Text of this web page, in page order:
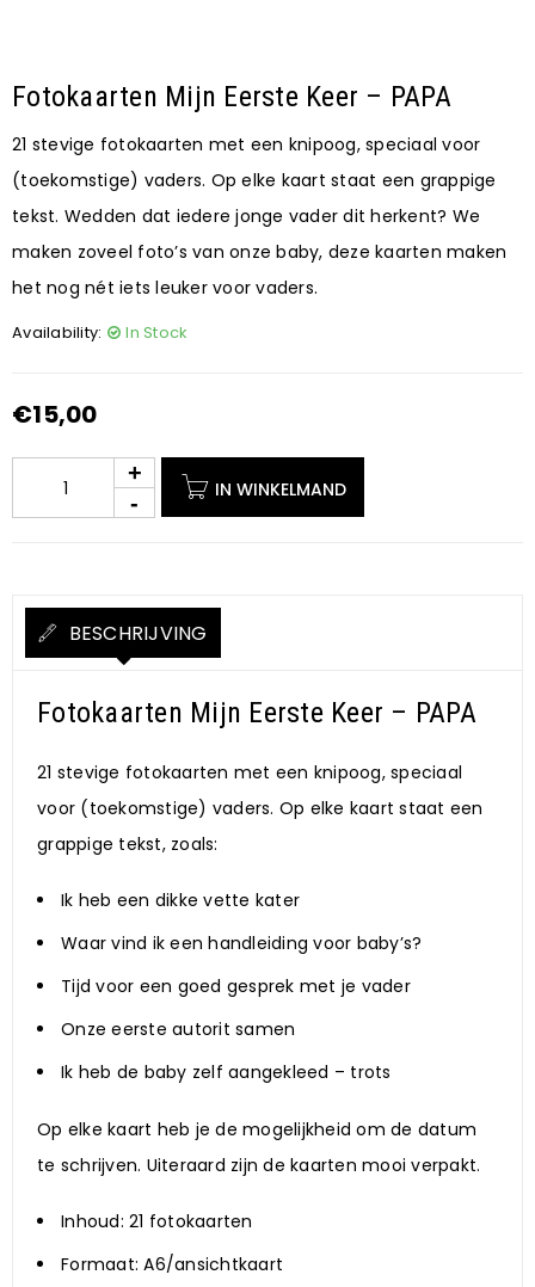
Fotokaarten Mijn Eerste Keer – PAPA
21 stevige fotokaarten met een knipoog, speciaal voor
(toekomstige) vaders. Op elke kaart staat een grappige
tekst. Wedden dat iedere jonge vader dit herkent? We
maken zoveel foto’s van onze baby, deze kaarten maken
het nog nét iets leuker voor vaders.
Availability: In Stock
€15,00
IN WINKELMAND
BESCHRIJVING
Fotokaarten Mijn Eerste Keer – PAPA
21 stevige fotokaarten met een knipoog, speciaal
voor (toekomstige) vaders. Op elke kaart staat een
grappige tekst, zoals:
Ik heb een dikke vette kater
Waar vind ik een handleiding voor baby’s?
Tijd voor een goed gesprek met je vader
Onze eerste autorit samen
Ik heb de baby zelf aangekleed – trots
Op elke kaart heb je de mogelijkheid om de datum
te schrijven. Uiteraard zijn de kaarten mooi verpakt.
Inhoud: 21 fotokaarten
Formaat: A6/ansichtkaart